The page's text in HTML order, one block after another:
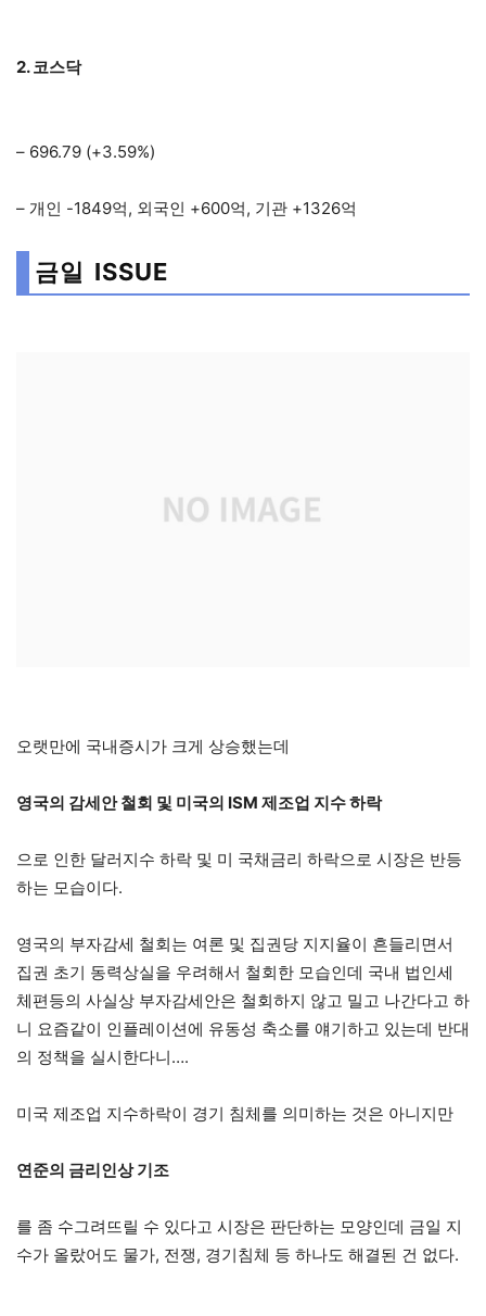
2. 코스닥
– 696.79 (+3.59%)
– 개인 -1849억, 외국인 +600억, 기관 +1326억
금일 ISSUE
오랫만에 국내증시가 크게 상승했는데
영국의 감세안 철회 및 미국의 ISM 제조업 지수 하락
으로 인한 달러지수 하락 및 미 국채금리 하락으로 시장은 반등
하는 모습이다.
영국의 부자감세 철회는 여론 및 집권당 지지율이 흔들리면서
집권 초기 동력상실을 우려해서 철회한 모습인데 국내 법인세
체편등의 사실상 부자감세안은 철회하지 않고 밀고 나간다고 하
니 요즘같이 인플레이션에 유동성 축소를 얘기하고 있는데 반대
의 정책을 실시한다니….
미국 제조업 지수하락이 경기 침체를 의미하는 것은 아니지만
연준의 금리인상 기조
를 좀 수그려뜨릴 수 있다고 시장은 판단하는 모양인데 금일 지
수가 올랐어도 물가, 전쟁, 경기침체 등 하나도 해결된 건 없다.